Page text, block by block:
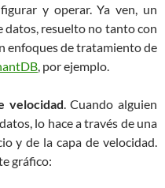
y operar. Ya ven, un
datos, resuelto no tanto con
enfoques de tratamiento de
, por ejemplo.
velocidad. Cuando alguien
lo hace a través de una
y de la capa de velocidad.
gráfico: